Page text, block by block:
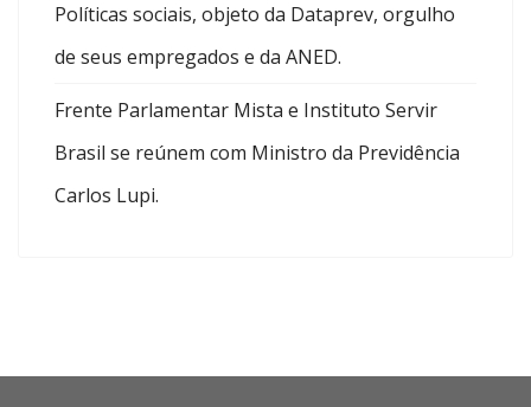
Políticas sociais, objeto da Dataprev, orgulho
de seus empregados e da ANED.
Frente Parlamentar Mista e Instituto Servir
Brasil se reúnem com Ministro da Previdência
Carlos Lupi.